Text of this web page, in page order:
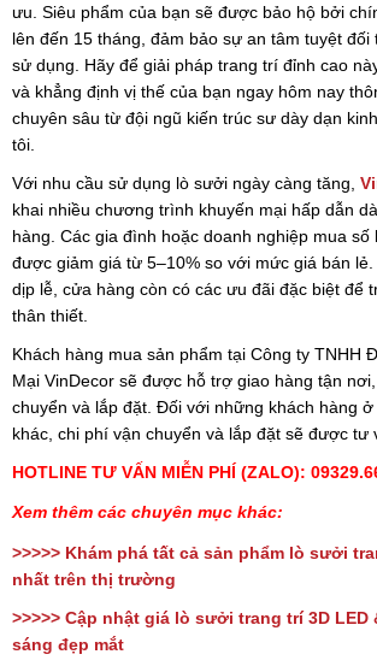
ưu. Siêu phẩm của bạn sẽ được bảo hộ bởi
lên đến 15 tháng, đảm bảo sự an tâm tuyệt đối
sử dụng. Hãy để giải pháp trang trí đỉnh cao
và khẳng định vị thế của bạn ngay hôm nay
chuyên sâu từ đội ngũ kiến trúc sư dày dạn
tôi.
Với nhu cầu sử dụng lò sưởi ngày càng tăng,
khai nhiều chương trình khuyến mại hấp dẫn
hàng. Các gia đình hoặc doanh nghiệp mua
được giảm giá từ 5–10% so với mức giá bán
dịp lễ, cửa hàng còn có các ưu đãi đặc biệt để
thân thiết.
Khách hàng mua sản phẩm tại Công ty TNHH
Mại VinDecor sẽ được hỗ trợ giao hàng tận
chuyển và lắp đặt. Đối với những khách hàng ở
khác, chi phí vận chuyển và lắp đặt sẽ được tư
HOTLINE TƯ VẤN MIỄN PHÍ (ZALO):
Xem thêm các chuyên mục khác:
>>>>> Khám phá tất cả sản phẩm lò sưởi
nhất trên thị trường
>>>>> Cập nhật giá lò sưởi trang trí 3D LED
sáng đẹp mắt